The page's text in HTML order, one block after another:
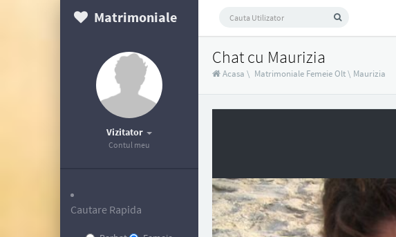
Matrimoniale
Vizitator
Contul meu
Cautare Rapida
Chat cu Maurizia
Acasa \ Matrimoniale Femeie Olt\ Maurizia